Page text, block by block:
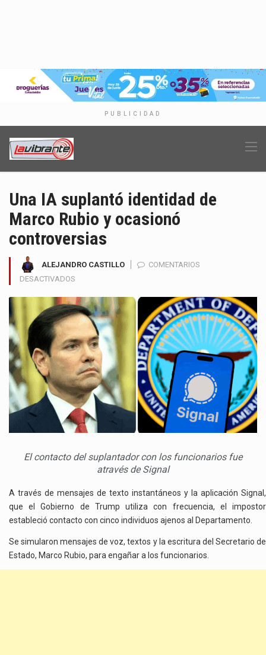
PUBLICIDAD
Una IA suplantó identidad de
Marco Rubio y ocasionó
controversias
ALEJANDRO CASTILLO
COMENTARIOS
DESACTIVADOS
IA
SUPLANTÓ
IDENTIDAD
DE
MARCO
RUBIO
Y
OCASIONÓ
CONTROVERSIAS
El contacto del suplantador con los funcionarios fue
através de Signal
A través de mensajes de texto instantáneos y la aplicación Signal,
que el Gobierno de Trump utiliza con frecuencia, el impostor
estableció contacto con cinco individuos ajenos al Departamento.
Se simularon mensajes de voz, textos y la escritura del Secretario de
Estado, Marco Rubio, para engañar a los funcionarios.